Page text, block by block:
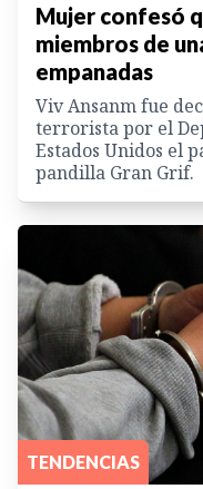
Mujer confesó
miembros de
empanadas
Viv Ansanm fue
terrorista por el
Estados Unidos el
pandilla Gran Grif.
TENDENCIAS